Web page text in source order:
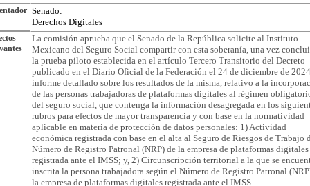
Senado:
Derechos Digitales
La comisión aprueba que el Senado de la República solicite al Instituto
Mexicano del Seguro Social compartir con esta soberanía, una vez
la prueba piloto establecida en el artículo Tercero Transitorio del Decreto
publicado en el Diario Oficial de la Federación el 24 de diciembre de
informe detallado sobre los resultados de la misma, relativo a la
de las personas trabajadoras de plataformas digitales al régimen
del seguro social, que contenga la información desagregada en los
rubros para efectos de mayor transparencia y con base en la normatividad
aplicable en materia de protección de datos personales: 1) Actividad
económica registrada con base en el alta al Seguro de Riesgos de Trabajo
Número de Registro Patronal (NRP) de la empresa de plataformas digitales
registrada ante el IMSS; y, 2) Circunscripción territorial a la que se
inscrita la persona trabajadora según el Número de Registro Patronal
la empresa de plataformas digitales registrada ante el IMSS.